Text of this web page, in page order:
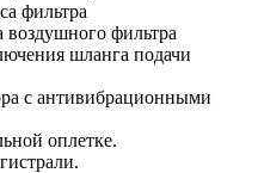
фильтра
фильтра
шланга подачи
с антивибрационными
оплетке.